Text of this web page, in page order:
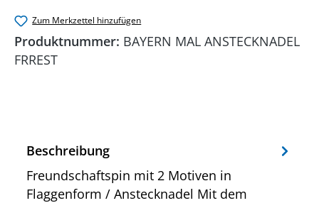
Zum Merkzettel hinzufügen
Produktnummer: BAYERN MAL ANSTECKNADEL
FRREST
Beschreibung
Freundschaftspin mit 2 Motiven in
Flaggenform / Anstecknadel Mit dem